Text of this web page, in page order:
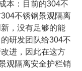
本：目前的304不
不锈钢景观隔离
，没有足够的能
研发团队给304不
进，因此在这方
观隔离安全护栏销